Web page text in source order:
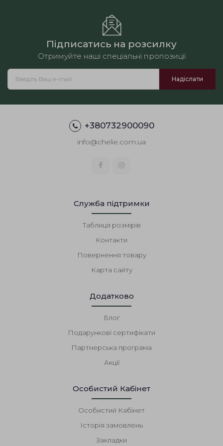
Підписатись на розсилку
Отримуйте наші спеціальні пропозиції
+380732900090
info@chelie.com.ua
Служба підтримки
Таблиця розмірів
Контакти
Повернення товару
Карта сайту
Додатково
Блог
Подарункові сертифікати
Партнерська програма
Акції
Особистий Кабінет
Особистий Кабінет
Історія замовлень
Закладки